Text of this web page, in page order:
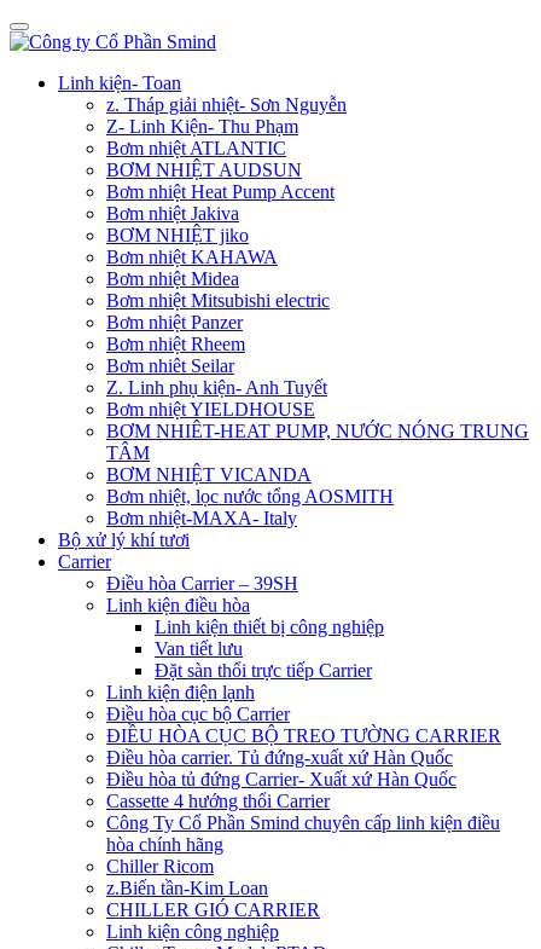
Linh kiện- Toan
z. Tháp giải nhiệt- Sơn Nguyễn
Z- Linh Kiện- Thu Phạm
Bơm nhiệt ATLANTIC
BƠM NHIỆT AUDSUN
Bơm nhiệt Heat Pump Accent
Bơm nhiệt Jakiva
BƠM NHIỆT jiko
Bơm nhiệt KAHAWA
Bơm nhiệt Midea
Bơm nhiệt Mitsubishi electric
Bơm nhiệt Panzer
Bơm nhiệt Rheem
Bơm nhiêt Seilar
Z. Linh phụ kiện- Anh Tuyết
Bơm nhiệt YIELDHOUSE
BƠM NHIÊT-HEAT PUMP, NƯỚC NÓNG TRUNG
TÂM
BƠM NHIỆT VICANDA
Bơm nhiệt, lọc nước tổng AOSMITH
Bơm nhiệt-MAXA- Italy
Bộ xử lý khí tươi
Carrier
Điều hòa Carrier – 39SH
Linh kiện điều hòa
Linh kiện thiết bị công nghiệp
Van tiết lưu
Đặt sàn thổi trực tiếp Carrier
Linh kiện điện lạnh
Điều hòa cục bộ Carrier
ĐIỀU HÒA CỤC BỘ TREO TƯỜNG CARRIER
Điều hòa carrier. Tủ đứng-xuất xứ Hàn Quốc
Điều hòa tủ đứng Carrier- Xuất xứ Hàn Quốc
Cassette 4 hướng thổi Carrier
Công Ty Cổ Phần Smind chuyên cấp linh kiện điều
hòa chính hãng
Chiller Ricom
z.Biến tần-Kim Loan
CHILLER GIÓ CARRIER
Linh kiện công nghiệp